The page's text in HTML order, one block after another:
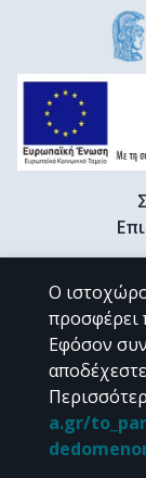
Εκτός αν
Ο
προσφέρει
Εφόσον
a.gr/